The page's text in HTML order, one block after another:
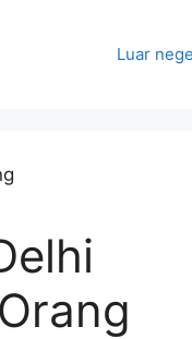
Luar